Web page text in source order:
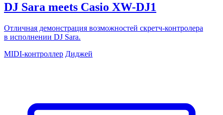
DJ Sara meets Casio XW-DJ1
Отличная демонстрация возможностей скретч-контролера
в исполнении DJ Sara.
MIDI-контроллер Диджей